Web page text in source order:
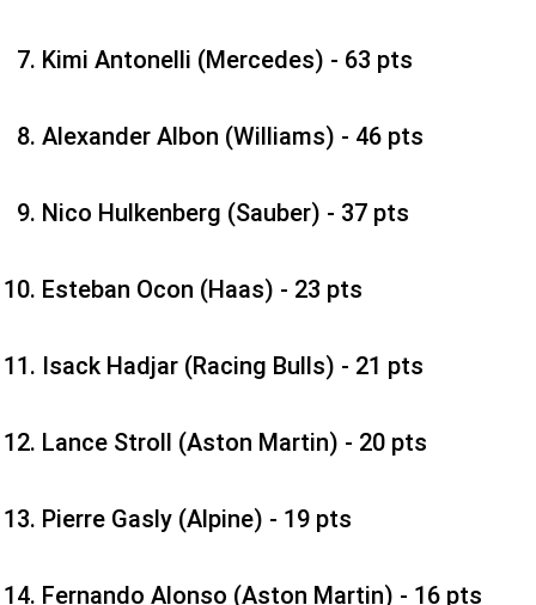
Kimi Antonelli (Mercedes) - 63 pts
Alexander Albon (Williams) - 46 pts
Nico Hulkenberg (Sauber) - 37 pts
Esteban Ocon (Haas) - 23 pts
Isack Hadjar (Racing Bulls) - 21 pts
Lance Stroll (Aston Martin) - 20 pts
Pierre Gasly (Alpine) - 19 pts
Fernando Alonso (Aston Martin) - 16 pts